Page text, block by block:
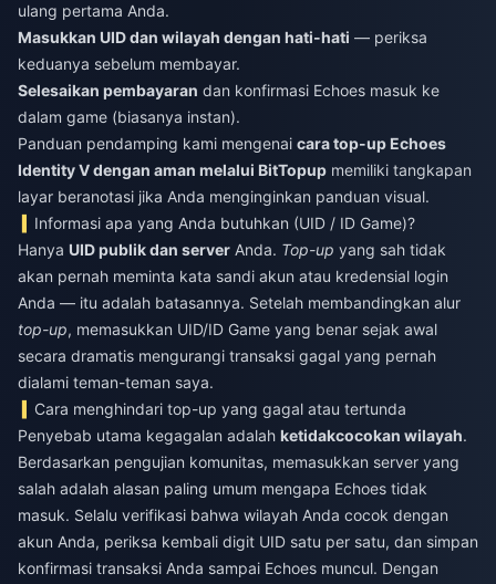
ulang pertama Anda.
Masukkan UID dan wilayah dengan hati-hati — periksa
keduanya sebelum membayar.
Selesaikan pembayaran dan konfirmasi Echoes masuk ke
dalam game (biasanya instan).
Panduan pendamping kami mengenai cara top-up Echoes
Identity V dengan aman melalui BitTopup memiliki tangkapan
layar beranotasi jika Anda menginginkan panduan visual.
Informasi apa yang Anda butuhkan (UID / ID Game)?
Hanya UID publik dan server Anda. Top-up yang sah tidak
akan pernah meminta kata sandi akun atau kredensial login
Anda — itu adalah batasannya. Setelah membandingkan alur
top-up, memasukkan UID/ID Game yang benar sejak awal
secara dramatis mengurangi transaksi gagal yang pernah
dialami teman-teman saya.
Cara menghindari top-up yang gagal atau tertunda
Penyebab utama kegagalan adalah ketidakcocokan wilayah.
Berdasarkan pengujian komunitas, memasukkan server yang
salah adalah alasan paling umum mengapa Echoes tidak
masuk. Selalu verifikasi bahwa wilayah Anda cocok dengan
akun Anda, periksa kembali digit UID satu per satu, dan simpan
konfirmasi transaksi Anda sampai Echoes muncul. Dengan